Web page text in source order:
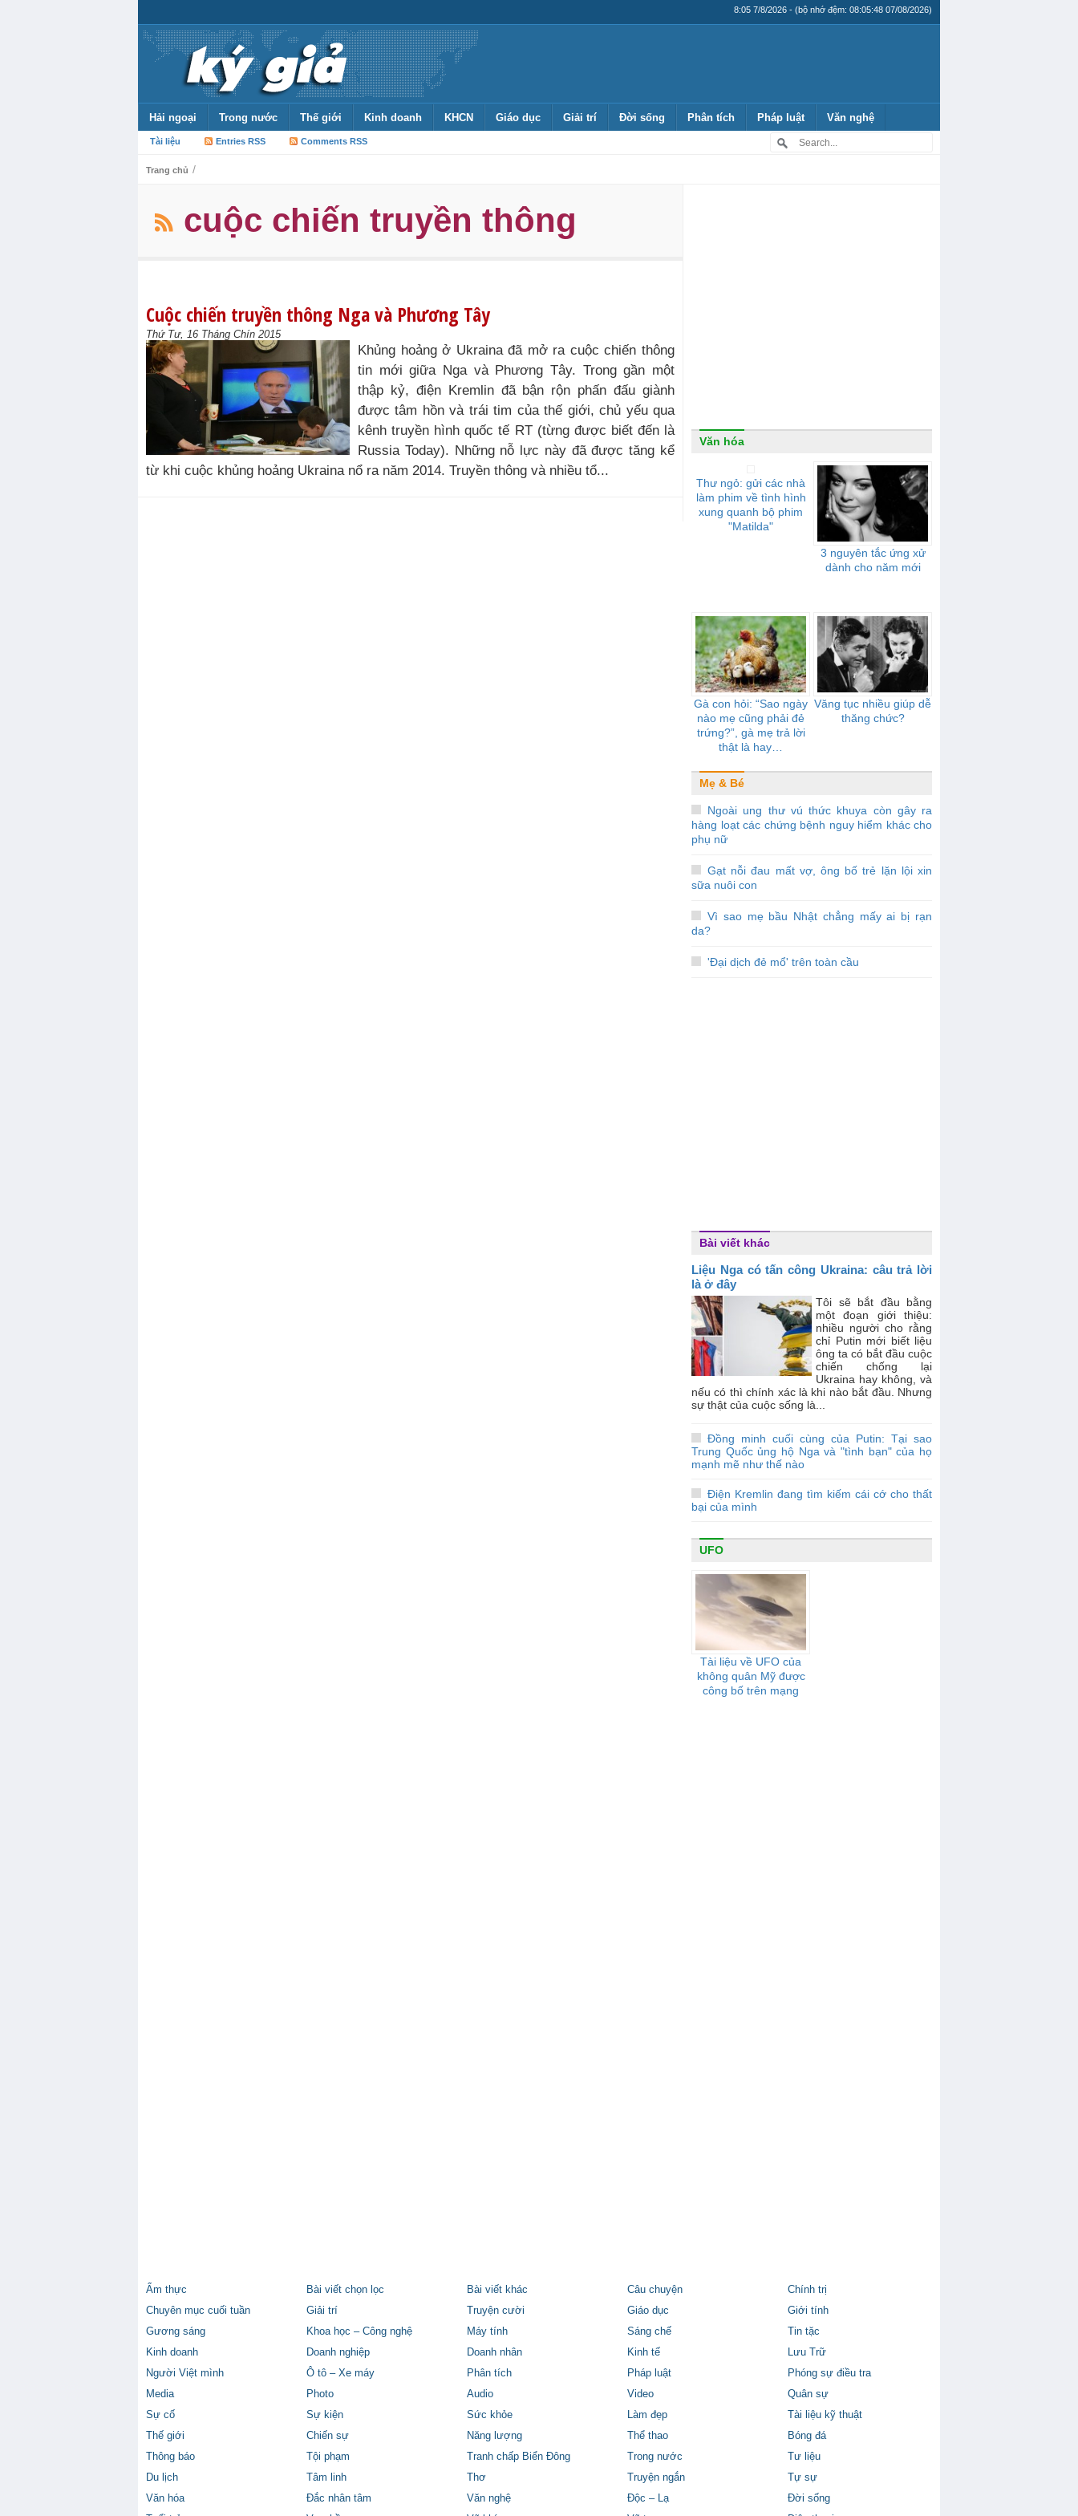
8:05 7/8/2026 - (bộ nhớ đệm: 08:05:48 07/08/2026)
Hải ngoại Trong nước Thế giới Kinh doanh KHCN Giáo dục Giải trí Đời sống Phân tích Pháp luật Văn nghệ
Tài liệu Entries RSS Comments RSS
Trang chủ /
cuộc chiến truyền thông
Cuộc chiến truyền thông Nga và Phương Tây
Thứ Tư, 16 Tháng Chín 2015
Khủng hoảng ở Ukraina đã mở ra cuộc chiến thông
tin mới giữa Nga và Phương Tây. Trong gần một
thập kỷ, điện Kremlin đã bận rộn phấn đấu giành
được tâm hồn và trái tim của thế giới, chủ yếu qua
kênh truyền hình quốc tế RT (từng được biết đến là
Russia Today). Những nỗ lực này đã được tăng kể
từ khi cuộc khủng hoảng Ukraina nổ ra năm 2014. Truyền thông và nhiều tổ...
Văn hóa
Thư ngỏ: gửi các nhà
làm phim về tình hình
xung quanh bộ phim
"Matilda"
3 nguyên tắc ứng xử
dành cho năm mới
Gà con hỏi: “Sao ngày
nào mẹ cũng phải đẻ
trứng?”, gà mẹ trả lời
thật là hay…
Văng tục nhiều giúp dễ
thăng chức?
Mẹ & Bé
Ngoài ung thư vú thức khuya còn gây ra
hàng loạt các chứng bệnh nguy hiểm khác cho
phụ nữ
Gạt nỗi đau mất vợ, ông bố trẻ lặn lội xin
sữa nuôi con
Vì sao mẹ bầu Nhật chẳng mấy ai bị rạn
da?
'Đại dịch đẻ mổ' trên toàn cầu
Bài viết khác
Liệu Nga có tấn công Ukraina: câu trả lời
là ở đây
Tôi sẽ bắt đầu bằng
một đoạn giới thiệu:
nhiều người cho rằng
chỉ Putin mới biết liệu
ông ta có bắt đầu cuộc
chiến chống lại
Ukraina hay không, và
nếu có thì chính xác là khi nào bắt đầu. Nhưng
sự thật của cuộc sống là...
Đồng minh cuối cùng của Putin: Tại sao
Trung Quốc ủng hộ Nga và "tình bạn" của họ
mạnh mẽ như thế nào
Điện Kremlin đang tìm kiếm cái cớ cho thất
bại của mình
UFO
Tài liệu về UFO của
không quân Mỹ được
công bố trên mạng
Ẩm thực Bài viết chọn lọc Bài viết khác Câu chuyện
Chính trị
Chuyên mục cuối tuần
Giải trí Truyện cười Giáo dục
Giới tính
Gương sáng
Khoa học – Công nghệ Máy tính Sáng chế
Tin tặc
Kinh doanh
Doanh nghiệp Doanh nhân Kinh tế
Lưu Trữ
Người Việt mình
Ô tô – Xe máy Phân tích Pháp luật
Phóng sự điều tra
Media
Photo Audio Video
Quân sự
Sự cố
Sự kiện Sức khỏe Làm đẹp
Tài liệu kỹ thuật
Thế giới
Chiến sự Năng lượng Thể thao
Bóng đá
Thông báo
Tội phạm Tranh chấp Biển Đông Trong nước
Tư liệu
Du lịch
Tâm linh Thơ Truyện ngắn
Tự sự
Văn hóa
Đắc nhân tâm Văn nghệ Độc – Lạ
Đời sống